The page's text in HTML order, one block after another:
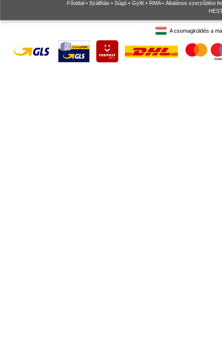
Főoldal • Szállítás • Súgó • GyIK • RMA• Általános szerződési
A csomagküldés a